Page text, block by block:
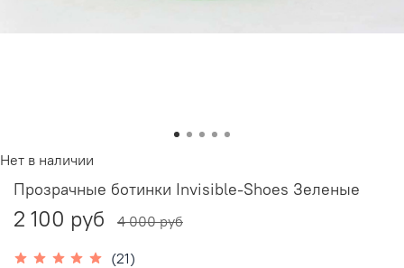
Нет в наличии
(21)
Прозрачные ботинки Invisible-Shoes Зеленые
2 100 руб 4 000 руб